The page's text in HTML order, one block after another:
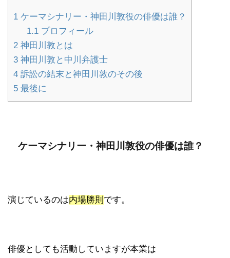
1 ケーマシナリー・神田川敦役の俳優は誰？
1.1プロフィール
2 神田川敦とは
3 神田川敦と中川弁護士
4 訴訟の結末と神田川敦のその後
5 最後に
ケーマシナリー・神田川敦役の俳優は誰？
演じているのは内場勝則 です。
俳優としても活動していますが本業は